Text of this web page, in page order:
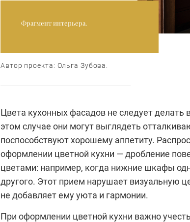
Фрагмент интерьера.
Автор проекта: Ольга Зубова.
Цвета кухонных фасадов не следует делать
этом случае они могут выглядеть
поспособствуют хорошему аппетиту.
оформлении цветной кухни — дробление
цветами: например, когда нижние шкафы
другого. Этот прием нарушает визуальную
не добавляет ему уюта и гармонии.
При оформлении цветной кухни важно